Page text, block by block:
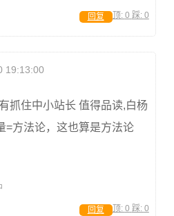
顶: 0 踩: 0
回复
19:13:00
抓住中小站长 值得品读,白杨
=方法论，这也算是方法论
顶: 0 踩: 0
回复